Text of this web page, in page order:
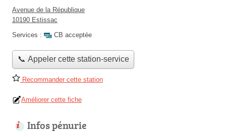
Avenue de la République
10190 Estissac
Services :
CB acceptée
📞 Appeler cette station-service
Recommander cette station
Améliorer cette fiche
Infos pénurie
Disponible